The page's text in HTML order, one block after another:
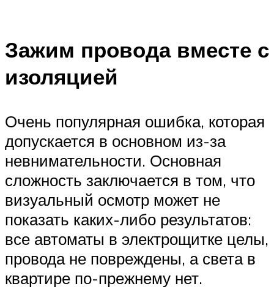
Зажим провода вместе с
изоляцией
Очень популярная ошибка, которая
допускается в основном из-за
невнимательности. Основная
сложность заключается в том, что
визуальный осмотр может не
показать каких-либо результатов:
все автоматы в электрощитке целы,
провода не повреждены, а света в
квартире по-прежнему нет.